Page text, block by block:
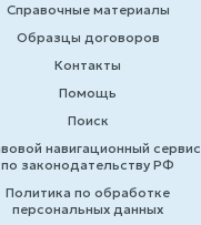
Справочные материалы
Образцы договоров
Контакты
Помощь
Поиск
навигационный сервис
по законодательству РФ
Политика по обработке
персональных данных